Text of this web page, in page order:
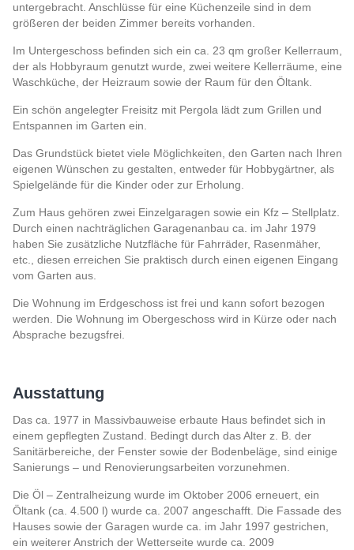
untergebracht. Anschlüsse für eine Küchenzeile sind in dem
größeren der beiden Zimmer bereits vorhanden.
Im Untergeschoss befinden sich ein ca. 23 qm großer Kellerraum,
der als Hobbyraum genutzt wurde, zwei weitere Kellerräume, eine
Waschküche, der Heizraum sowie der Raum für den Öltank.
Ein schön angelegter Freisitz mit Pergola lädt zum Grillen und
Entspannen im Garten ein.
Das Grundstück bietet viele Möglichkeiten, den Garten nach Ihren
eigenen Wünschen zu gestalten, entweder für Hobbygärtner, als
Spielgelände für die Kinder oder zur Erholung.
Zum Haus gehören zwei Einzelgaragen sowie ein Kfz – Stellplatz.
Durch einen nachträglichen Garagenanbau ca. im Jahr 1979
haben Sie zusätzliche Nutzfläche für Fahrräder, Rasenmäher,
etc., diesen erreichen Sie praktisch durch einen eigenen Eingang
vom Garten aus.
Die Wohnung im Erdgeschoss ist frei und kann sofort bezogen
werden. Die Wohnung im Obergeschoss wird in Kürze oder nach
Absprache bezugsfrei.
Ausstattung
Das ca. 1977 in Massivbauweise erbaute Haus befindet sich in
einem gepflegten Zustand. Bedingt durch das Alter z. B. der
Sanitärbereiche, der Fenster sowie der Bodenbeläge, sind einige
Sanierungs – und Renovierungsarbeiten vorzunehmen.
Die Öl – Zentralheizung wurde im Oktober 2006 erneuert, ein
Öltank (ca. 4.500 l) wurde ca. 2007 angeschafft. Die Fassade des
Hauses sowie der Garagen wurde ca. im Jahr 1997 gestrichen,
ein weiterer Anstrich der Wetterseite wurde ca. 2009